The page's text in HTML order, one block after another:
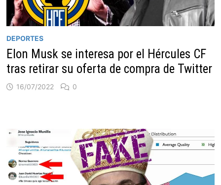
DEPORTES
Elon Musk se interesa por el Hércules CF
tras retirar su oferta de compra de Twitter
16/07/2022 0